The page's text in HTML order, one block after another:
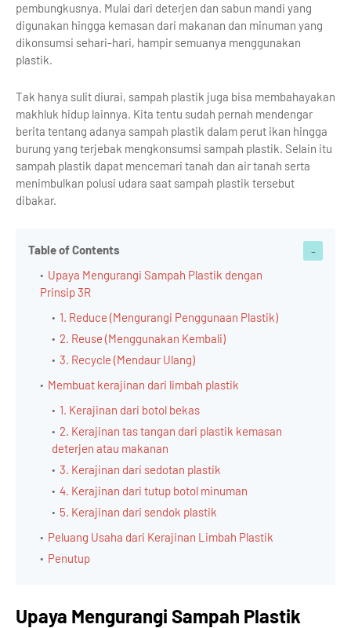
pembungkusnya. Mulai dari deterjen dan sabun mandi yang
digunakan hingga kemasan dari makanan dan minuman yang
dikonsumsi sehari-hari, hampir semuanya menggunakan
plastik.
Tak hanya sulit diurai, sampah plastik juga bisa membahayakan
makhluk hidup lainnya. Kita tentu sudah pernah mendengar
berita tentang adanya sampah plastik dalam perut ikan hingga
burung yang terjebak mengkonsumsi sampah plastik. Selain itu
sampah plastik dapat mencemari tanah dan air tanah serta
menimbulkan polusi udara saat sampah plastik tersebut
dibakar.
Table of Contents
Upaya Mengurangi Sampah Plastik dengan
Prinsip 3R
1. Reduce (Mengurangi Penggunaan Plastik)
2. Reuse (Menggunakan Kembali)
3. Recycle (Mendaur Ulang)
Membuat kerajinan dari limbah plastik
1. Kerajinan dari botol bekas
2. Kerajinan tas tangan dari plastik kemasan
deterjen atau makanan
3. Kerajinan dari sedotan plastik
4. Kerajinan dari tutup botol minuman
5. Kerajinan dari sendok plastik
Peluang Usaha dari Kerajinan Limbah Plastik
Penutup
Upaya Mengurangi Sampah Plastik